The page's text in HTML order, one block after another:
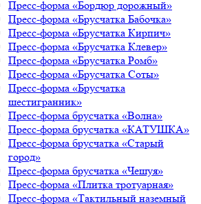
Пресс-форма «Бордюр дорожный»
Пресс-форма «Брусчатка Бабочка»
Пресс-форма «Брусчатка Кирпич»
Пресс-форма «Брусчатка Клевер»
Пресс-форма «Брусчатка Ромб»
Пресс-форма «Брусчатка Соты»
Пресс-форма «Брусчатка
шестигранник»
Пресс-форма брусчатка «Волна»
Пресс-форма брусчатка «КАТУШКА»
Пресс-форма брусчатка «Старый
город»
Пресс-форма брусчатка «Чешуя»
Пресс-форма «Плитка тротуарная»
Пресс-форма «Тактильный наземный